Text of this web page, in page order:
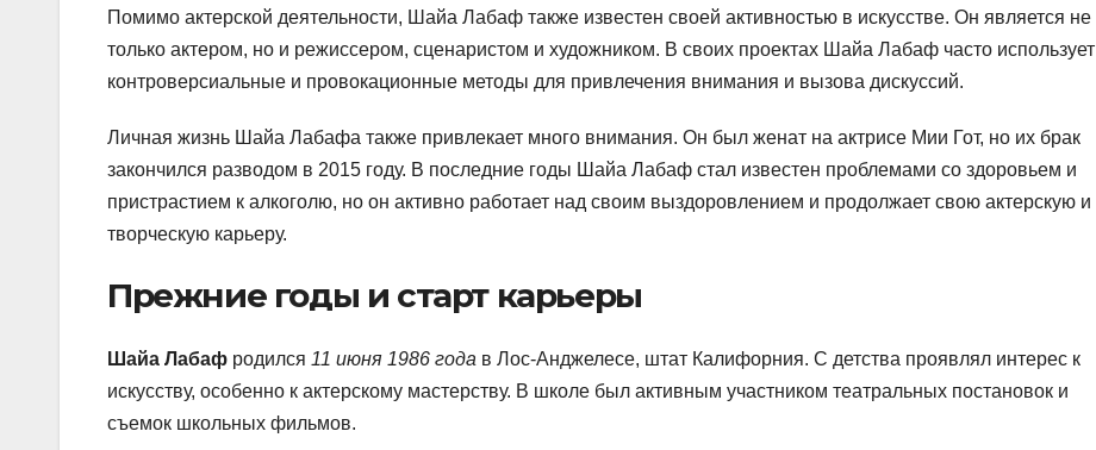
Помимо актерской деятельности, Шайа Лабаф также известен своей активностью в искусстве. Он является не
только актером, но и режиссером, сценаристом и художником. В своих проектах Шайа Лабаф часто использует
контроверсиальные и провокационные методы для привлечения внимания и вызова дискуссий.
Личная жизнь Шайа Лабафа также привлекает много внимания. Он был женат на актрисе Мии Гот, но их брак
закончился разводом в 2015 году. В последние годы Шайа Лабаф стал известен проблемами со здоровьем и
пристрастием к алкоголю, но он активно работает над своим выздоровлением и продолжает свою актерскую и
творческую карьеру.
Прежние годы и старт карьеры
Шайа Лабаф родился 11 июня 1986 года в Лос-Анджелесе, штат Калифорния. С детства проявлял интерес к
искусству, особенно к актерскому мастерству. В школе был активным участником театральных постановок и
съемок школьных фильмов.